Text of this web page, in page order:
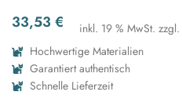
33,53 € inkl. 19 % MwSt. zzgl.
Hochwertige Materialien
Garantiert authentisch
Schnelle Lieferzeit